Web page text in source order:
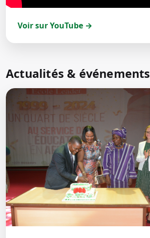
Voir sur YouTube →
Actualités & événements